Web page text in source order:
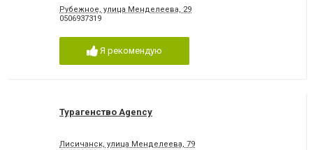
Рубежное, улица Менделеева, 29
0506937319
Я рекомендую
Турагенство Agency
Лисичанск, улица Менделеева, 79